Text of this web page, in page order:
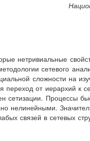
нетривиальные
сетевого
сложности на
переход от иерархий к
сетизации. Процессы
нелинейными.
связей в сетевых